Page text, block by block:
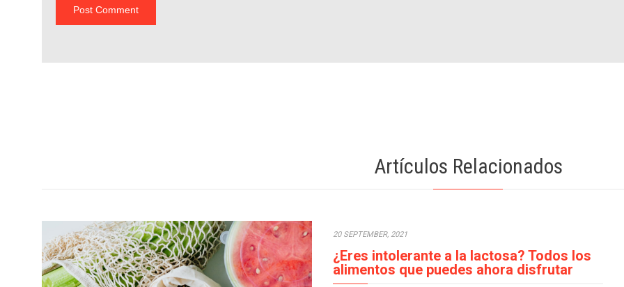
Artículos Relacionados
20 SEPTEMBER, 2021
¿Eres intolerante a la lactosa? Todos los
alimentos que puedes ahora disfrutar